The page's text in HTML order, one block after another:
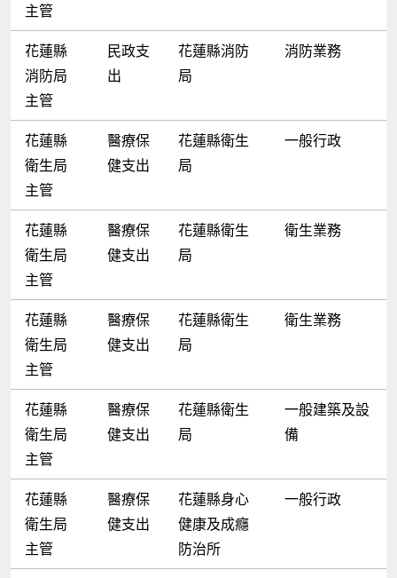
主管
花蓮縣
消防局
主管
民政支
出
花蓮縣消防
局
消防業務
花蓮縣
衛生局
主管
醫療保
健支出
花蓮縣衛生
局
一般行政
花蓮縣
衛生局
主管
醫療保
健支出
花蓮縣衛生
局
衛生業務
花蓮縣
衛生局
主管
醫療保
健支出
花蓮縣衛生
局
衛生業務
花蓮縣
衛生局
主管
醫療保
健支出
花蓮縣衛生
局
一般建築及設
備
花蓮縣
衛生局
主管
醫療保
健支出
花蓮縣身心
健康及成癮
防治所
一般行政